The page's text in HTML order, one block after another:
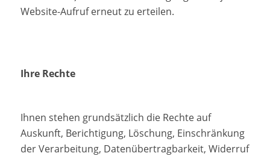
Website-Aufruf erneut zu erteilen.
Ihre Rechte
Ihnen stehen grundsätzlich die Rechte auf
Auskunft, Berichtigung, Löschung, Einschränkung
der Verarbeitung, Datenübertragbarkeit, Widerruf